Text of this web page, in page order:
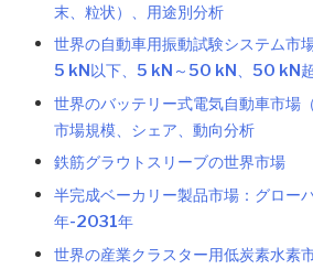
末、粒状）、用途別分析
世界の自動車用振動試験システム
5 kN以下、5 kN～50 kN、50 kN超
世界のバッテリー式電気自動車市
市場規模、シェア、動向分析
鉄筋グラウトスリーブの世界市場
半完成ベーカリー製品市場：グロ
年-2031年
世界の産業クラスター用低炭素水素